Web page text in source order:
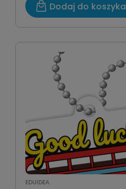
Dodaj do koszyka
EDUIDEA